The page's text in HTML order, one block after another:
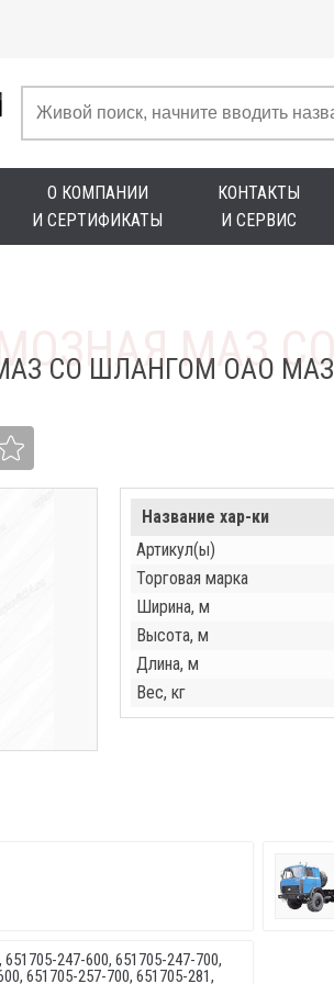
О КОМПАНИИ
И СЕРТИФИКАТЫ
КОНТАКТЫ
И СЕРВИС
СО ШЛАНГОМ ОАО МАЗ
Название хар-ки
Артикул(ы)
Торговая марка
Ширина, м
Высота, м
Длина, м
Вес, кг
247-600, 651705-247-700,
651705-257-700, 651705-281,